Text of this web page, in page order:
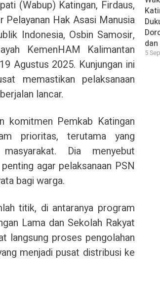
(Wabup) Katingan, Firdaus,
Pelayanan Hak Asasi Manusia
Indonesia, Osbin Samosir,
KemenHAM Kalimantan
Agustus 2025. Kunjungan ini
memastikan pelaksanaan
lancar.
komitmen Pemkab Katingan
prioritas, terutama yang
Dia menyebut
agar pelaksanaan PSN
bagi warga.
titik, di antaranya program
Lama dan Sekolah Rakyat
langsung proses pengolahan
menjadi pusat distribusi ke
5